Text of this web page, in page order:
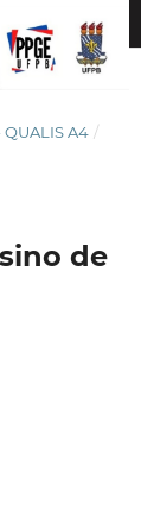
QUALIS A4 /
de